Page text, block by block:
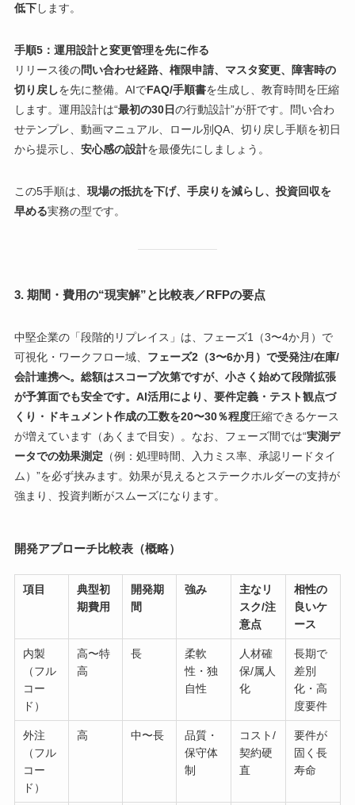
低下します。
手順5：運用設計と変更管理を先に作る
リリース後の問い合わせ経路、権限申請、マスタ変更、障害時の
切り戻しを先に整備。AIでFAQ/手順書を生成し、教育時間を圧縮
します。運用設計は“最初の30日の行動設計”が肝です。問い合わ
せテンプレ、動画マニュアル、ロール別QA、切り戻し手順を初日
から提示し、 安心感の設計を最優先にしましょう。
この5手順は、 現場の抵抗を下げ、手戻りを減らし、投資回収を
早める実務の型です。
3. 期間・費用の“現実解”と比較表／RFPの要点
中堅企業の「段階的リプレイス」は、フェーズ1（3〜4か月）で
可視化・ワークフロー域、 フェーズ2（3〜6か月）で受発注/在庫/
会計連携へ。総額はスコープ次第ですが、小さく始めて段階拡張
が予算面でも安全です。AI活用により、要件定義・テスト観点づ
くり・ドキュメント作成の工数を20〜30％程度圧縮できるケース
が増えています（あくまで目安）。なお、フェーズ間では“実測デ
ータでの効果測定 （例：処理時間、入力ミス率、承認リードタイ
ム）”を必ず挟みます。効果が見えるとステークホルダーの支持が
強まり、投資判断がスムーズになります。
開発アプローチ比較表（概略）
項目
典型初
期費用
開発期
間
強み
主なリ
スク/注
意点
相性の
良いケ
ース
内製
（フル
コー
ド）
高〜特
高
長
柔軟
性・独
自性
人材確
保/属人
化
長期で
差別
化・高
度要件
外注
（フル
コー
ド）
高 中〜長
品質・
保守体
制
コスト/
契約硬
直
要件が
固く長
寿命